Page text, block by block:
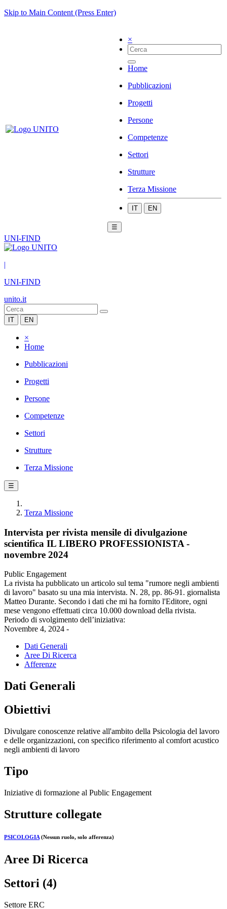
Skip to Main Content (Press Enter)
×
Home
Pubblicazioni
Progetti
Persone
Competenze
Settori
Strutture
Terza Missione
IT EN
☰
UNI-FIND
|
UNI-FIND
unito.it
IT EN
×
Home
Pubblicazioni
Progetti
Persone
Competenze
Settori
Strutture
Terza Missione
☰
Terza Missione
Intervista per rivista mensile di divulgazione
scientifica IL LIBERO PROFESSIONISTA -
novembre 2024
Public Engagement
La rivista ha pubblicato un articolo sul tema "rumore negli ambienti
di lavoro" basato su una mia intervista. N. 28, pp. 86-91. giornalista
Matteo Durante. Secondo i dati che mi ha fornito l'Editore, ogni
mese vengono effettuati circa 10.000 download della rivista.
Periodo di svolgimento dell’iniziativa:
Novembre 4, 2024 -
Dati Generali
Aree Di Ricerca
Afferenze
Dati Generali
Obiettivi
Divulgare conoscenze relative all'ambito della Psicologia del lavoro
e delle organizzazioni, con specifico riferimento al comfort acustico
negli ambienti di lavoro
Tipo
Iniziative di formazione al Public Engagement
Strutture collegate
PSICOLOGIA (Nessun ruolo, solo afferenza)
Aree Di Ricerca
Settori (4)
Settore ERC